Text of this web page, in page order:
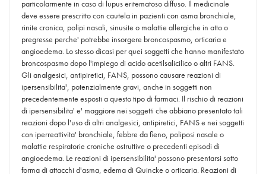
particolarmente in caso di lupus eritematoso diffuso. Il medicinale
deve essere prescritto con cautela in pazienti con asma bronchiale,
rinite cronica, polipi nasali, sinusite o malattie allergiche in atto o
pregresse perche' potrebbe insorgere broncospasmo, orticaria e
angioedema. Lo stesso dicasi per quei soggetti che hanno manifestato
broncospasmo dopo l'impiego di acido acetilsalicilico o altri FANS.
Gli analgesici, antipiretici, FANS, possono causare reazioni di
ipersensibilita', potenzialmente gravi, anche in soggetti non
precedentemente esposti a questo tipo di farmaci. Il rischio di reazioni
di ipersensibilita' e' maggiore nei soggetti che abbiano presentato tali
reazioni dopo l'uso di altri analgesici, antipiretici, FANS e nei soggetti
con iperreattivita' bronchiale, febbre da fieno, poliposi nasale o
malattie respiratorie croniche ostruttive o precedenti episodi di
angioedema. Le reazioni di ipersensibilita' possono presentarsi sotto
forma di attacchi d'asma, edema di Quincke o orticaria. Reazioni di